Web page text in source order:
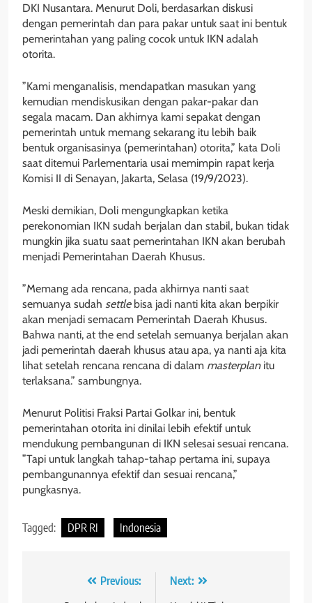
DKI Nusantara. Menurut Doli, berdasarkan diskusi
dengan pemerintah dan para pakar untuk saat ini bentuk
pemerintahan yang paling cocok untuk IKN adalah
otorita.
”Kami menganalisis, mendapatkan masukan yang
kemudian mendiskusikan dengan pakar-pakar dan
segala macam. Dan akhirnya kami sepakat dengan
pemerintah untuk memang sekarang itu lebih baik
bentuk organisasinya (pemerintahan) otorita,” kata Doli
saat ditemui Parlementaria usai memimpin rapat kerja
Komisi II di Senayan, Jakarta, Selasa (19/9/2023).
Meski demikian, Doli mengungkapkan ketika
perekonomian IKN sudah berjalan dan stabil, bukan tidak
mungkin jika suatu saat pemerintahan IKN akan berubah
menjadi Pemerintahan Daerah Khusus.
”Memang ada rencana, pada akhirnya nanti saat
semuanya sudah settlebisa jadi nanti kita akan berpikir
akan menjadi semacam Pemerintah Daerah Khusus.
Bahwa nanti, at the end setelah semuanya berjalan akan
jadi pemerintah daerah khusus atau apa, ya nanti aja kita
lihat setelah rencana rencana di dalam masterplanitu
terlaksana.” sambungnya.
Menurut Politisi Fraksi Partai Golkar ini, bentuk
pemerintahan otorita ini dinilai lebih efektif untuk
mendukung pembangunan di IKN selesai sesuai rencana.
”Tapi untuk langkah tahap-tahap pertama ini, supaya
pembangunannya efektif dan sesuai rencana,”
pungkasnya.
Tagged: DPR RI Indonesia
Navigasi Previous:
Next: